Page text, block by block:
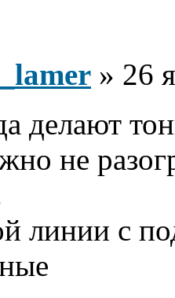
» 26
делают
не
линии с